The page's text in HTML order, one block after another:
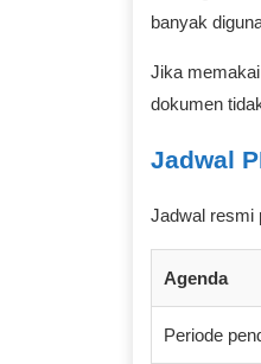
banyak
Jika
dokumen
Jadwal
Jadwal resmi
Agenda
Periode